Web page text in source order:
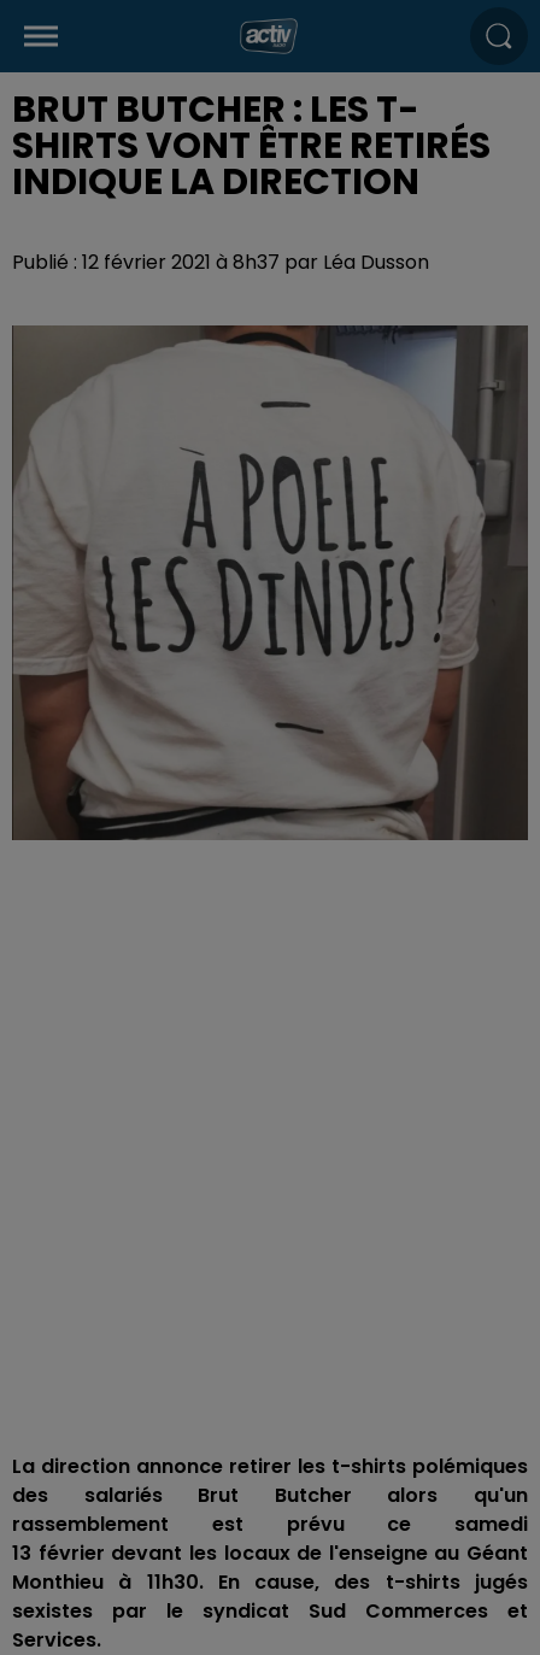
BRUT BUTCHER : LES T-
SHIRTS VONT ÊTRE RETIRÉS
INDIQUE LA DIRECTION
Publié : 12 février 2021 à 8h37 par Léa Dusson
La direction annonce retirer les t-shirts polémiques
des salariés Brut Butcher alors qu'un
rassemblement est prévu ce samedi
13 février devant les locaux de l'enseigne au Géant
Monthieu à 11h30. En cause, des t-shirts jugés
sexistes par le syndicat Sud Commerces et
Services.